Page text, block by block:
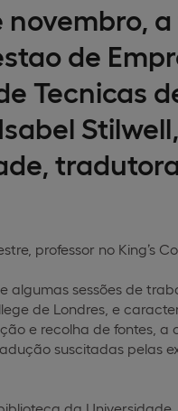
novembro,
de
Tecnicas
professor no King’s
sessões de
de Londres, e
e recolha de fontes,
suscitadas pelas